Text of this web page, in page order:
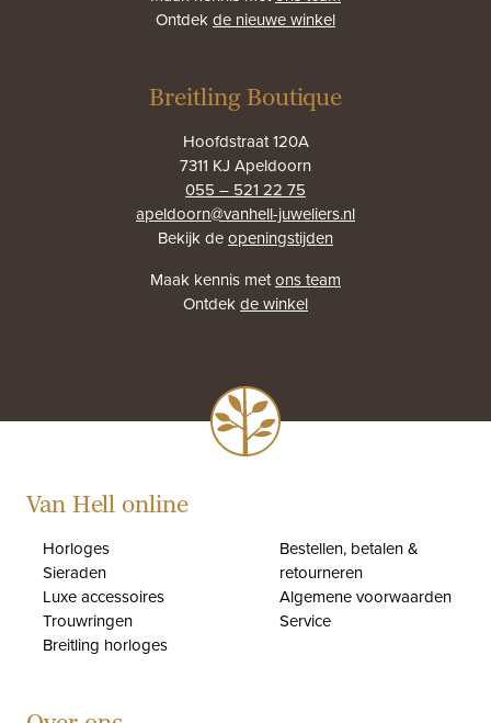
Ontdekde nieuwe winkel
Breitling Boutique
Hoofdstraat 120A
7311 KJ Apeldoorn
055 – 521 22 75
apeldoorn@vanhell-juweliers.nl
Bekijk deopeningstijden
Maak kennis metons team
Ontdekde winkel
Van Hell online
Horloges
Sieraden
Luxe accessoires
Trouwringen
Breitling horloges
Bestellen, betalen &
retourneren
Algemene voorwaarden
Service